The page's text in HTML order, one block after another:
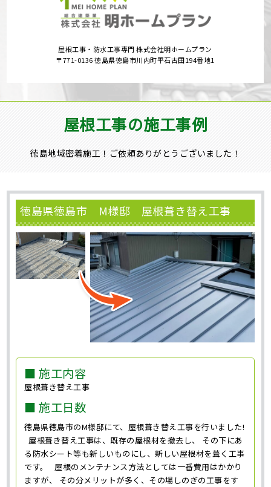
屋根工事・防水工事専門 株式会社明ホームプラン
〒771-0136 徳島県徳島市川内町平石古田194番地1
屋根工事の施工事例
徳島地域密着施工！ご依頼ありがとうございました！
徳島県徳島市 M様邸 屋根葺き替え工事
■ 施工内容
屋根葺き替え工事
■ 施工日数
徳島県徳島市のM様邸にて、屋根葺き替え工事を行いました!
屋根葺き替え工事は、既存の屋根材を撤去し、 その下にあ
る防水シート等も新しいものにし、新しい屋根材を葺く工事
です。 屋根のメンテナンス方法としては一番費用はかかり
ますが、 その分メリットが多く、その場しのぎの工事をす